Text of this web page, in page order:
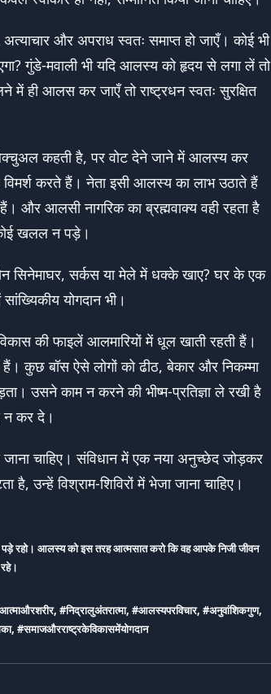
और अपराध स्वतः समाप्त हो जाएँ। कोई भी
गुंडे-मवाली भी यदि आलस्य को हृदय से लगा लें तो
ही आलस कर जाएँ तो राष्ट्रधन स्वतः सुरक्षित
कहती है, पर वोट देने जाने में आलस्य कर
करते हैं। नेता इसी आलस्य का लाभ उठाते हैं
आलसी नागरिक का ब्रह्मवाक्य वही रहता है
खलल न पड़े।
सिनेमाघर, सर्कस या मेले में धक्के खाए? घर के एक
योगदान भी।
की फाइलें आलमारियों में धूल खाती रहती हैं।
कुछ बॉस ऐसे लोगों को ढीठ, बेकार और निकम्मा
उसने काम न करने की भीष्म-प्रतिज्ञा ले रखी है
न कर दे।
जाना चाहिए। संविधान में एक नया अनुच्छेद जोड़कर
है, उन्हें विश्राम-शिविरों में भेजा जाना चाहिए।
पड़े रहो। आलस्य को इस तरह आत्मसात करो कि वह आपके निजी जीवन
#निद्रालुअंतरात्मा, #आलस्यपरविचार, #अनुवांशिकगुण,
#समाजऔरराष्ट्रकेविकासमेंयोगदान